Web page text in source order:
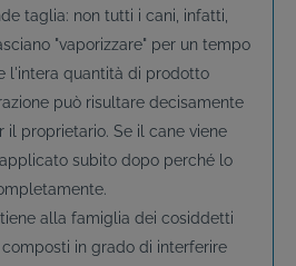
taglia: non tutti i cani, infatti,
"vaporizzare" per un tempo
l'intera quantità di prodotto
può risultare decisamente
il proprietario. Se il cane viene
subito dopo perché lo
alla famiglia dei cosiddetti
in grado di interferire